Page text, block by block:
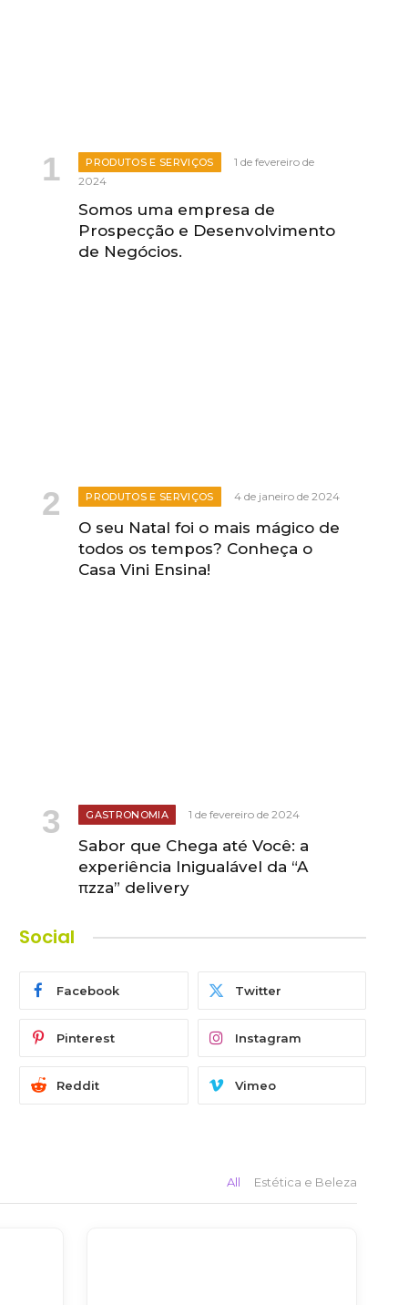
PRODUTOS E SERVIÇOS
1 de fevereiro de
2024
Somos uma empresa de
Prospecção e Desenvolvimento
de Negócios.
PRODUTOS E SERVIÇOS 4 de janeiro de 2024
O seu Natal foi o mais mágico de
todos os tempos? Conheça o
Casa Vini Ensina!
GASTRONOMIA 1 de fevereiro de 2024
Sabor que Chega até Você: a
experiência Inigualável da “A
πzza” delivery
Social
Facebook Twitter
Pinterest Instagram
Reddit Vimeo
All Estética e Beleza